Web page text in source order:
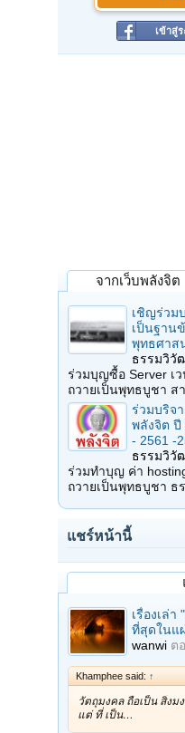
เข้าสู่
จากเว็บพลังจิต
เชิญร่วม
เป็นฐาน
พุทธศาส
ธรรมวิวั
ร่วมบุญซื้อ Server เ
ถวายเป็นพุทธบูชา ส
ร่วมบริจ
พลังจิต ปี
- 2561 -
ธรรมวิวั
ร่วมทำบุญ ค่า
ถวายเป็นพุทธบูชา
แชร์หน้านี้
เรื่องเล่
ที่สุดในแ
wanwi ต
Khamphee said: ↑
วัตถุมงคล ถือเป็น สิ่งม
แต่ ที่ เป็น…